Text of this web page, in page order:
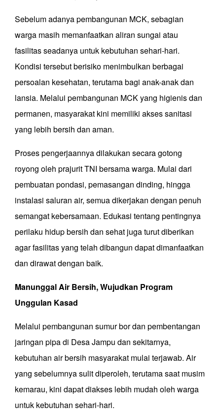
Sebelum adanya pembangunan MCK, sebagian
warga masih memanfaatkan aliran sungai atau
fasilitas seadanya untuk kebutuhan sehari-hari.
Kondisi tersebut berisiko menimbulkan berbagai
persoalan kesehatan, terutama bagi anak-anak dan
lansia. Melalui pembangunan MCK yang higienis dan
permanen, masyarakat kini memiliki akses sanitasi
yang lebih bersih dan aman.
Proses pengerjaannya dilakukan secara gotong
royong oleh prajurit TNI bersama warga. Mulai dari
pembuatan pondasi, pemasangan dinding, hingga
instalasi saluran air, semua dikerjakan dengan penuh
semangat kebersamaan. Edukasi tentang pentingnya
perilaku hidup bersih dan sehat juga turut diberikan
agar fasilitas yang telah dibangun dapat dimanfaatkan
dan dirawat dengan baik.
Manunggal Air Bersih, Wujudkan Program
Unggulan Kasad
Melalui pembangunan sumur bor dan pembentangan
jaringan pipa di Desa Jampu dan sekitarnya,
kebutuhan air bersih masyarakat mulai terjawab. Air
yang sebelumnya sulit diperoleh, terutama saat musim
kemarau, kini dapat diakses lebih mudah oleh warga
untuk kebutuhan sehari-hari.